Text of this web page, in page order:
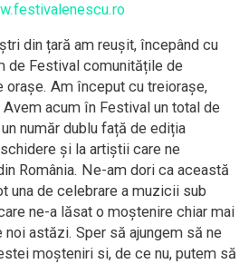
din țară am reușit, începând cu
de Festival comunitățile de
orașe. Am început cu treiorașe,
acum în Festival un total de
număr dublu față de ediția
și la artiștii care ne
România. Ne-am dori ca această
una de celebrare a muzicii sub
ne-a lăsat o moștenire chiar mai
astăzi. Sper să ajungem să ne
moșteniri si, de ce nu, putem să